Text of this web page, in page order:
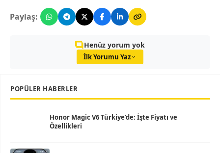
Paylaş:
Henüz yorum yok
İlk Yorumu Yaz
POPÜLER HABERLER
Honor Magic V6 Türkiye’de: İşte Fiyatı ve
Özellikleri